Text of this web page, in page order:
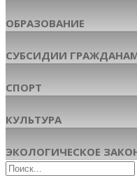
ОБРАЗОВАНИЕ
СУБСИДИИ
СПОРТ
КУЛЬТУРА
ЭКОЛОГИЧЕСКОЕ
Поиск